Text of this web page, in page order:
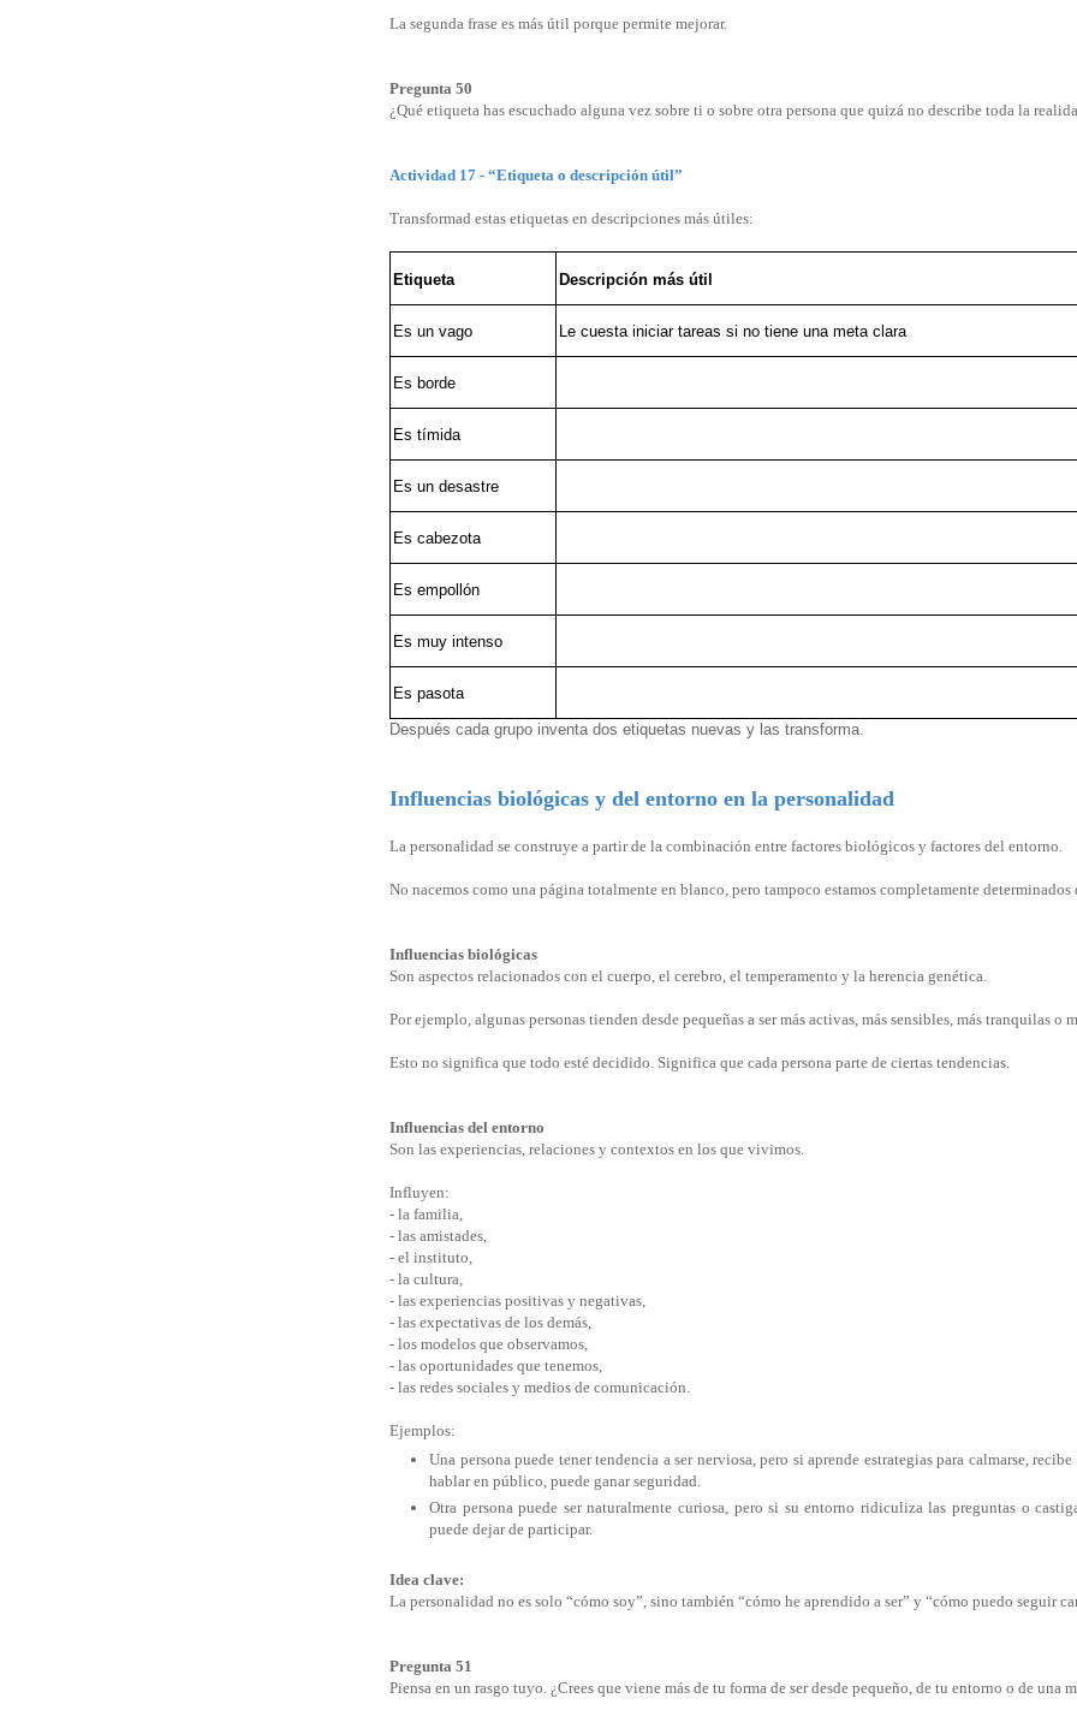
La segunda frase es más útil porque permite mejorar.
Pregunta 50
¿Qué etiqueta has escuchado alguna vez sobre ti o sobre otra persona que quizá no describe toda la
Actividad 17 - “Etiqueta o descripción útil”
Transformad estas etiquetas en descripciones más útiles:
Etiqueta Descripción más útil
Es un vago Le cuesta iniciar tareas si no tiene una meta clara
Es borde
Es tímida
Es un desastre
Es cabezota
Es empollón
Es muy intenso
Es pasota
Después cada grupo inventa dos etiquetas nuevas y las transforma.
Influencias biológicas y del entorno en la personalidad
La personalidad se construye a partir de la combinación entre factores biológicos y factores del entorno.
No nacemos como una página totalmente en blanco, pero tampoco estamos completamente
Influencias biológicas
Son aspectos relacionados con el cuerpo, el cerebro, el temperamento y la herencia genética.
Por ejemplo, algunas personas tienden desde pequeñas a ser más activas, más sensibles, más tranquilas o
Esto no significa que todo esté decidido. Significa que cada persona parte de ciertas tendencias.
Influencias del entorno
Son las experiencias, relaciones y contextos en los que vivimos.
Influyen:
- la familia,
- las amistades,
- el instituto,
- la cultura,
- las experiencias positivas y negativas,
- las expectativas de los demás,
- los modelos que observamos,
- las oportunidades que tenemos,
- las redes sociales y medios de comunicación.
Ejemplos:
Una persona puede tener tendencia a ser nerviosa, pero si aprende estrategias para calmarse,
hablar en público, puede ganar seguridad.
Otra persona puede ser naturalmente curiosa, pero si su entorno ridiculiza las preguntas o
puede dejar de participar.
Idea clave:
La personalidad no es solo “cómo soy”, sino también “cómo he aprendido a ser” y “cómo puedo seguir
Pregunta 51
Piensa en un rasgo tuyo. ¿Crees que viene más de tu forma de ser desde pequeño, de tu entorno o de una